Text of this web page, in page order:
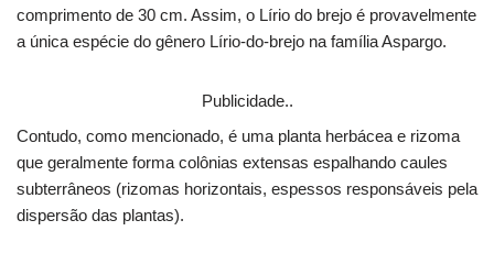
comprimento de 30 cm. Assim, o Lírio do brejo é provavelmente
a única espécie do gênero Lírio-do-brejo na família Aspargo.
Publicidade..
Contudo, como mencionado, é uma planta herbácea e rizoma
que geralmente forma colônias extensas espalhando caules
subterrâneos (rizomas horizontais, espessos responsáveis ​​pela
dispersão das plantas).